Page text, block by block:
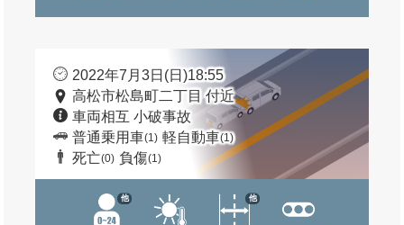
2022年7月3日(日)18:55
高松市松島町二丁目 付近
車両相互 小破事故
普通乗用車(1) 軽自動車(1)
死亡(0) 負傷(1)
他 他